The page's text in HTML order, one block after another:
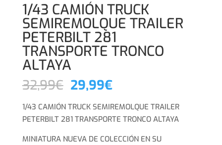
1/43 CAMIÓN TRUCK
SEMIREMOLQUE TRAILER
PETERBILT 281
TRANSPORTE TRONCO
ALTAYA
32,99€ El
original
era:
32,99€.
29,99€El
actual
es:
29,99€.
1/43 CAMIÓN TRUCK SEMIREMOLQUE TRAILER
PETERBILT 281 TRANSPORTE TRONCO ALTAYA
MINIATURA NUEVA DE COLECCIÓN EN SU